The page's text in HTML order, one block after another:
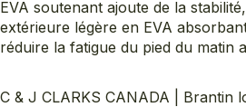
EVA soutenant ajoute de la
extérieure légère en EVA
réduire la fatigue du pied du matin
C & J CLARKS CANADA | Brantin